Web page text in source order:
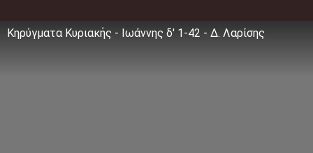
Κηρύγματα Κυριακής - Ιωάννης δ' 1-42 - Δ. Λαρίσης